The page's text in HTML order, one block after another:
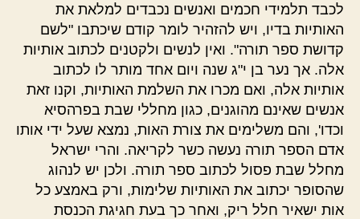
לכבד תלמידי חכמים ואנשים נכבדים למלאת את
האותיות בדיו, ויש להזהיר לומר קודם שיכתבו "לשם
קדושת ספר תורה". ואין לנשים ולקטנים לכתוב אותיות
אלה. אך נער בן י"ג שנה ויום אחד מותר לו לכתוב
אותיות אלה, ואם מכרו את השלמת האותיות, וקנו זאת
אנשים שאינם מהוגנים, כגון מחללי שבת בפרהסיא
וכדו', והם משלימים את צורת האות, נמצא שעל ידי אותו
אדם הספר תורה נעשה כשר לקריאה. והרי ישראל
מחלל שבת פסול לכתוב ספר תורה. ולכן יש לנהוג
שהסופר יכתוב את האותיות שלימות, ורק באמצע כל
אות ישאיר חלל ריק, ואחר כך בעת חגיגת הכנסת